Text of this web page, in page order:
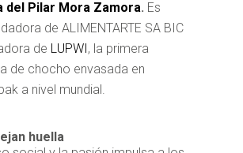
del Pilar Mora Zamora. Es
de ALIMENTARTE SA BIC
de LUPWI , la primera
de chocho envasada en
a nivel mundial.
huella